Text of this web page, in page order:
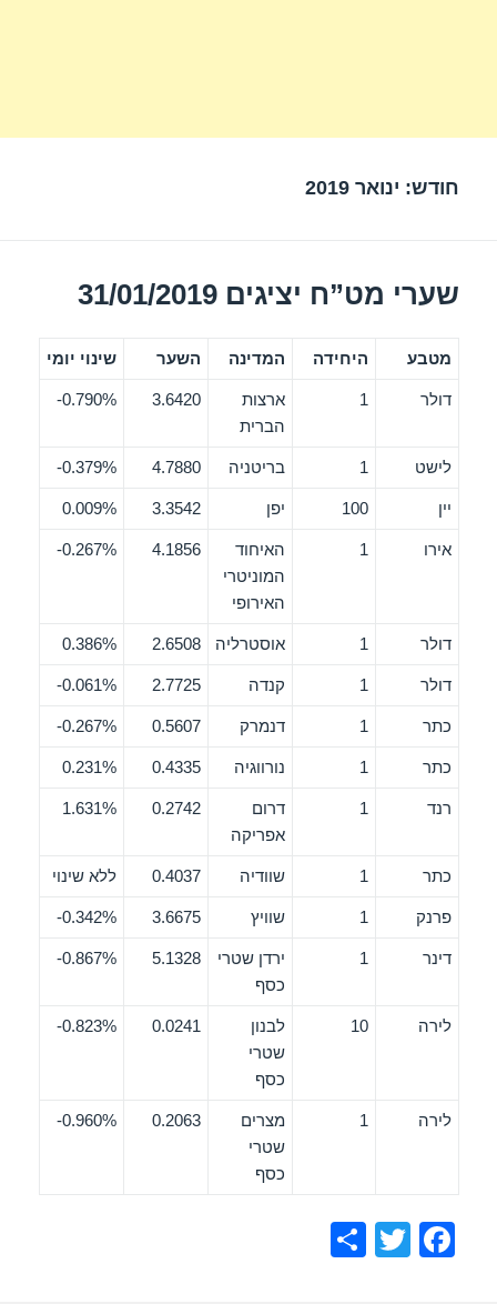
חודש: ינואר 2019
שערי מט”ח יציגים 31/01/2019
מטבע היחידה המדינה השער שינוי יומי
דולר 1
ארצות
הברית
3.6420
0.790%-
לישט 1 בריטניה 4.7880
0.379%-
יין 100 יפן 3.3542
0.009%
אירו 1
האיחוד
המוניטרי
האירופי
4.1856
0.267%-
דולר 1 אוסטרליה 2.6508
0.386%
דולר 1 קנדה 2.7725
0.061%-
כתר 1 דנמרק 0.5607
0.267%-
כתר 1 נורווגיה 0.4335
0.231%
רנד 1
דרום
אפריקה
0.2742
1.631%
כתר 1 שוודיה 0.4037 ללא שינוי
פרנק 1 שוויץ 3.6675
0.342%-
דינר 1
ירדן שטרי
כסף
5.1328
0.867%-
לירה 10
לבנון
שטרי
כסף
0.0241
0.823%-
לירה 1
מצרים
שטרי
כסף
0.2063
0.960%-
F
T